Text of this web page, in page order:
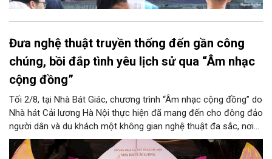
Đưa nghệ thuật truyền thống đến gần công
chúng, bồi đắp tình yêu lịch sử qua “Âm nhạc
cộng đồng”
Tối 2/8, tại Nhà Bát Giác, chương trình “Âm nhạc cộng đồng” do
Nhà hát Cải lương Hà Nội thực hiện đã mang đến cho đông đảo
người dân và du khách một không gian nghệ thuật đa sắc, nơi
những làn điệu cải lương, ca cổ, tân cổ và các tiết mục múa
hòa quyện trong không gian của phố đi bộ hồ Hoàn Kiếm. Đặc